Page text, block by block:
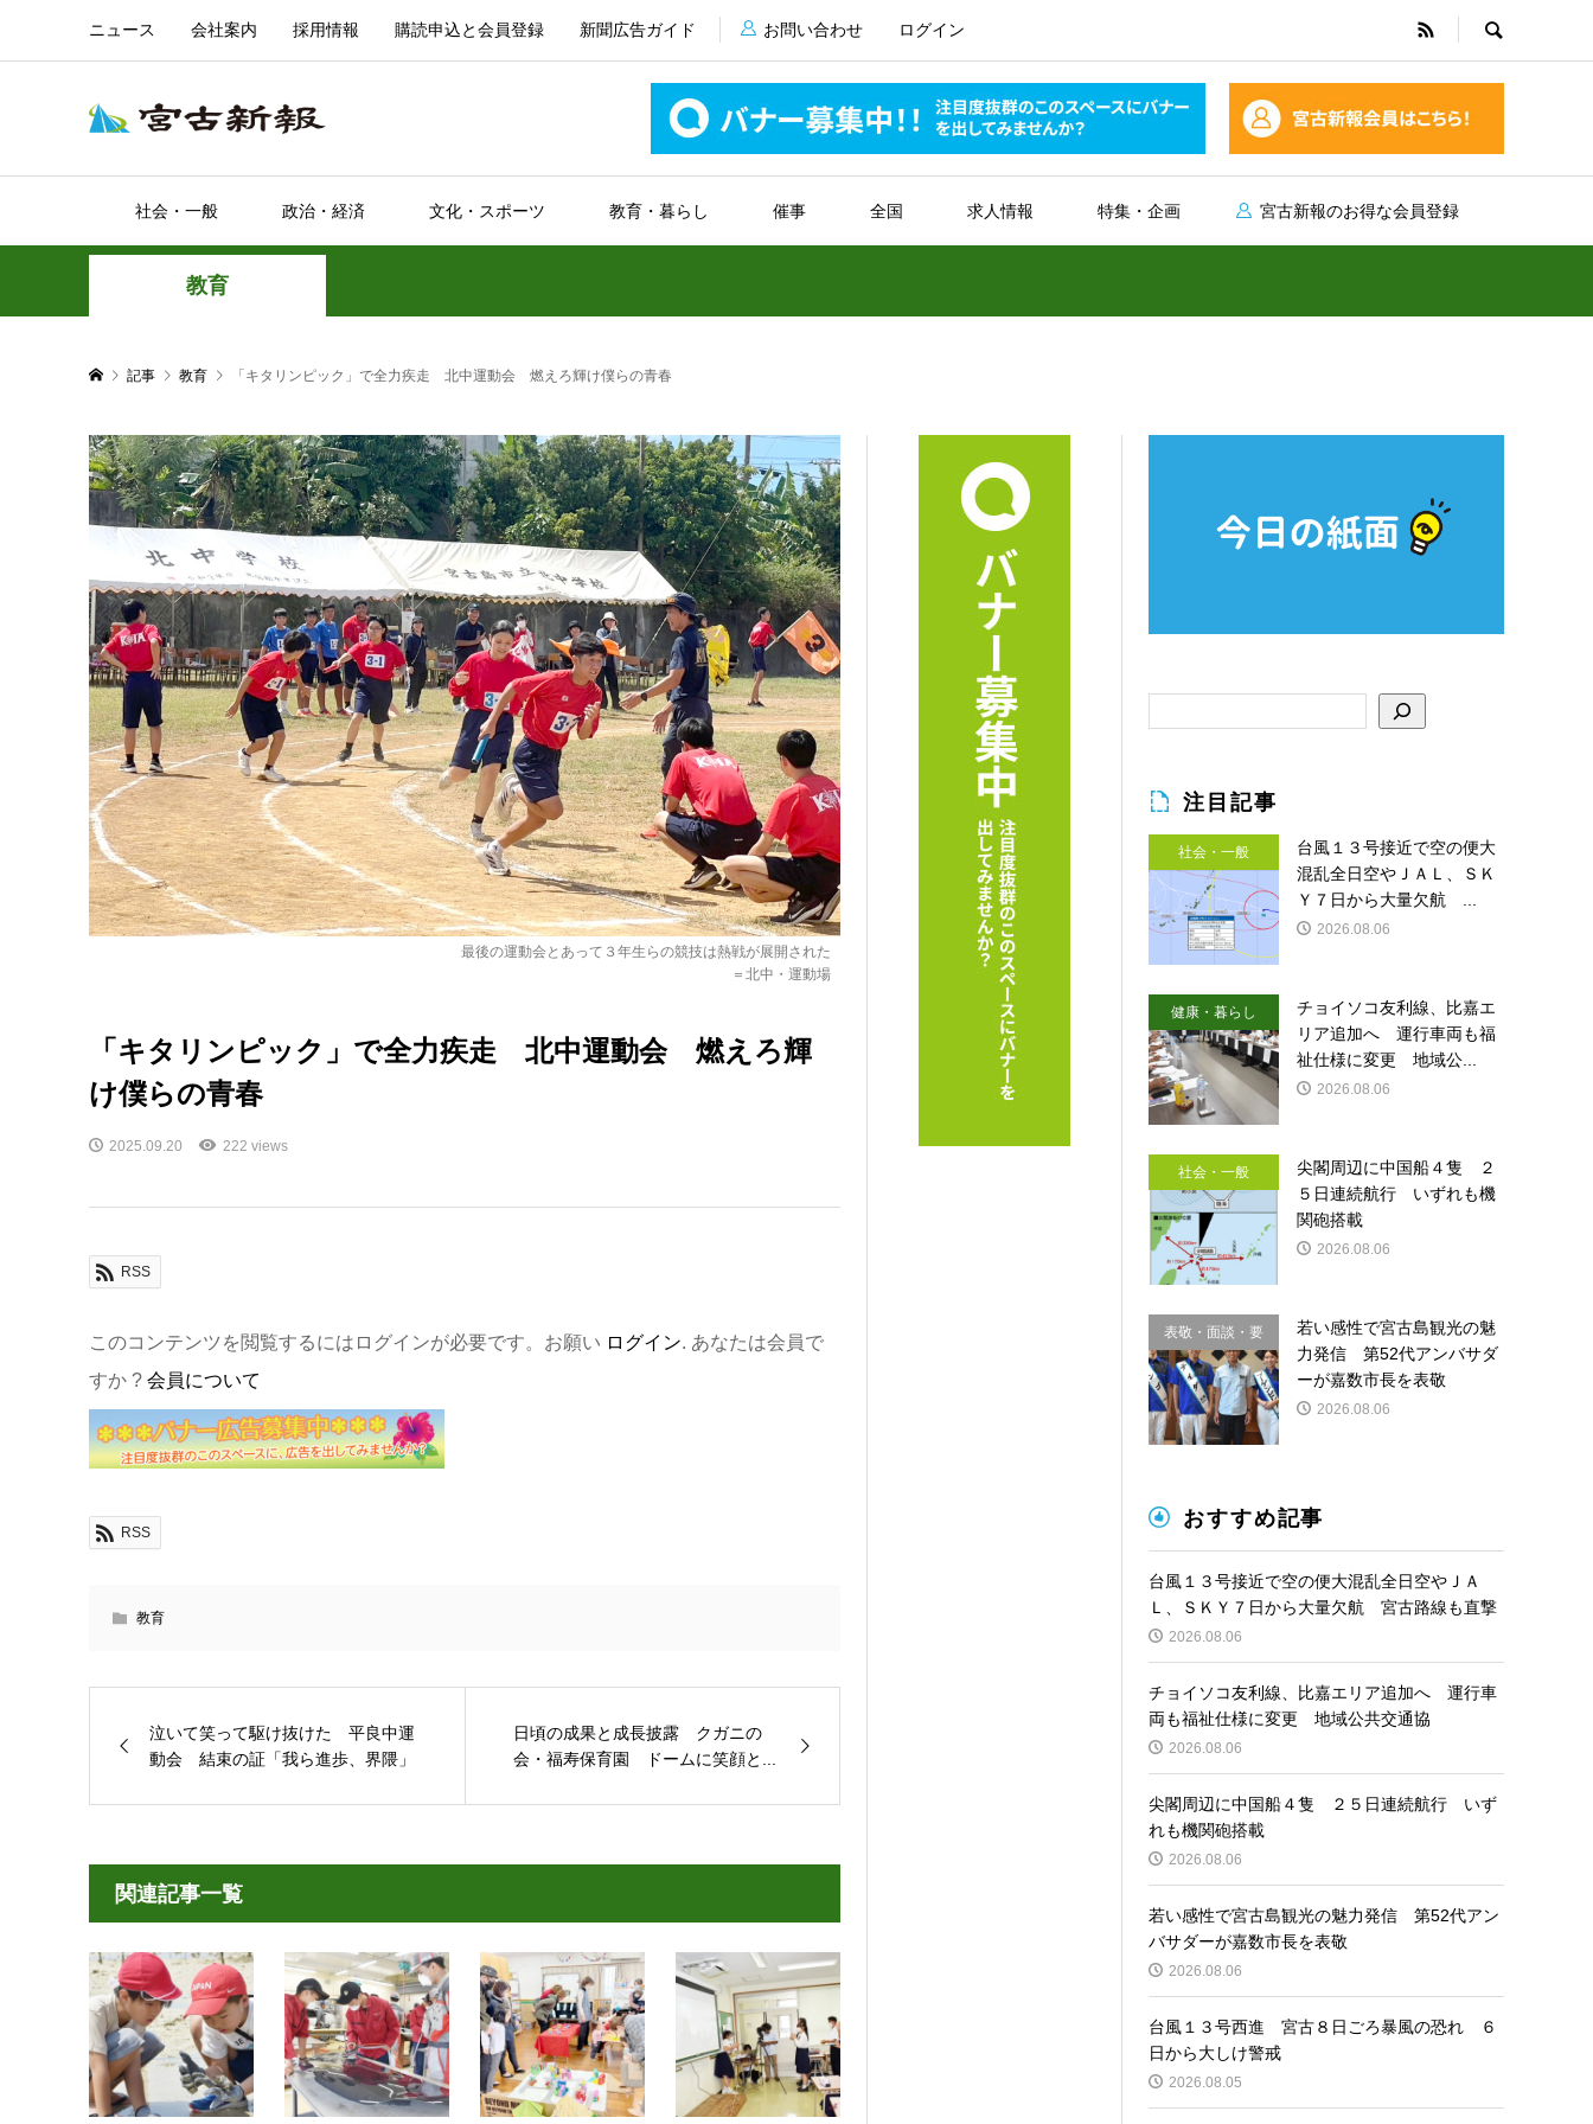
ニュース 会社案内 採用情報 購読申込と会員登録 新聞広告ガイド お問い合わせ ログイン
社会・一般 政治・経済 文化・スポーツ 教育・暮らし 催事 全国 求人情報 特集・企画 宮古新報のお得な会員登録
教育
記事 教育 「キタリンピック」で全力疾走 北中運動会 燃えろ輝け僕らの青春
最後の運動会とあって３年生らの競技は熱戦が展開された
＝北中・運動場
「キタリンピック」で全力疾走 北中運動会 燃えろ輝
け僕らの青春
2025.09.20 222 views
RSS
このコンテンツを閲覧するにはログインが必要です。お願い ログイン. あなたは会員で
すか ? 会員について
RSS
教育
泣いて笑って駆け抜けた 平良中運
動会 結束の証「我ら進歩、界隈」
日頃の成果と成長披露 クガニの
会・福寿保育園 ドームに笑顔と...
関連記事一覧
注目記事
社会・一般
台風１３号接近で空の便大
混乱全日空やＪＡＬ、ＳＫ
Ｙ７日から大量欠航 ...
2026.08.06
健康・暮らし
チョイソコ友利線、比嘉エ
リア追加へ 運行車両も福
祉仕様に変更 地域公...
2026.08.06
社会・一般
尖閣周辺に中国船４隻 ２
５日連続航行 いずれも機
関砲搭載
2026.08.06
表敬・面談・要
請
若い感性で宮古島観光の魅
力発信 第52代アンバサダ
ーが嘉数市長を表敬
2026.08.06
おすすめ記事
台風１３号接近で空の便大混乱全日空やＪＡ
Ｌ、ＳＫＹ７日から大量欠航 宮古路線も直撃
2026.08.06
チョイソコ友利線、比嘉エリア追加へ 運行車
両も福祉仕様に変更 地域公共交通協
2026.08.06
尖閣周辺に中国船４隻 ２５日連続航行 いず
れも機関砲搭載
2026.08.06
若い感性で宮古島観光の魅力発信 第52代アン
バサダーが嘉数市長を表敬
2026.08.06
台風１３号西進 宮古８日ごろ暴風の恐れ ６
日から大しけ警戒
2026.08.05